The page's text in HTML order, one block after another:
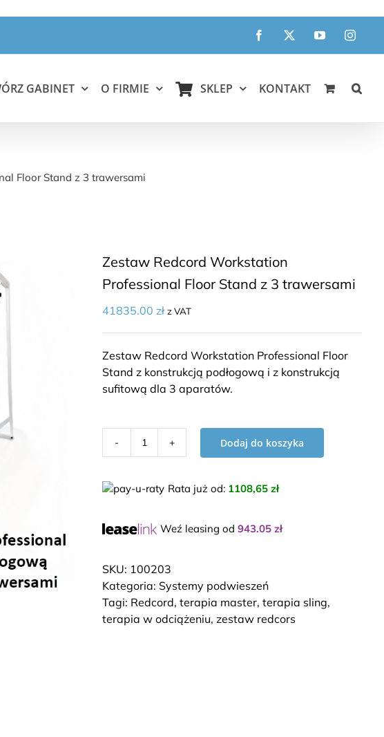
Facebook
X YouTube
GABINET O FIRMIE SKLEP KONTAKT
Floor Stand z 3 trawersami
Zestaw Redcord Workstation
Professional Floor Stand z 3 trawersami
41835.00zł z VAT
Zestaw Redcord Workstation Professional Floor
Stand z konstrukcją podłogową i z konstrukcją
sufitową dla 3 aparatów.
ilość
Redcord
Workstation
Floor
z
3
trawersami
Dodaj do koszyka
Rata już od: 1108,65 zł
Weź leasing od943.05zł
SKU: 100203
Kategoria: Systemy podwieszeń
Tagi: Redcord,terapia master,terapia sling,
terapia w odciążeniu,zestaw redcors